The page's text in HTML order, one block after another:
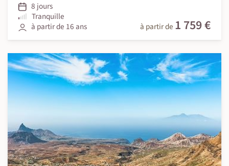
8 jours
Tranquille
à partir de 16 ans
à partir de 1 759 €